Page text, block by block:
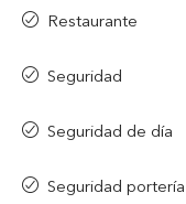
Restaurante
Seguridad
Seguridad de día
Seguridad portería